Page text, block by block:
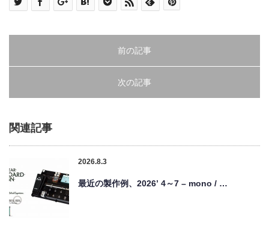
前の記事
次の記事
関連記事
2026.8.3
最近の製作例、2026’ 4～7 – mono / …